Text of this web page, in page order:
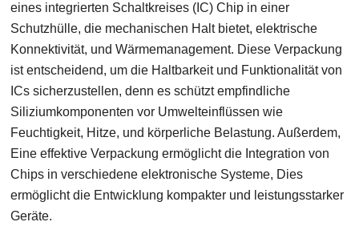
eines integrierten Schaltkreises (IC) Chip in einer
Schutzhülle, die mechanischen Halt bietet, elektrische
Konnektivität, und Wärmemanagement. Diese Verpackung
ist entscheidend, um die Haltbarkeit und Funktionalität von
ICs sicherzustellen, denn es schützt empfindliche
Siliziumkomponenten vor Umwelteinflüssen wie
Feuchtigkeit, Hitze, und körperliche Belastung. Außerdem,
Eine effektive Verpackung ermöglicht die Integration von
Chips in verschiedene elektronische Systeme, Dies
ermöglicht die Entwicklung kompakter und leistungsstarker
Geräte.